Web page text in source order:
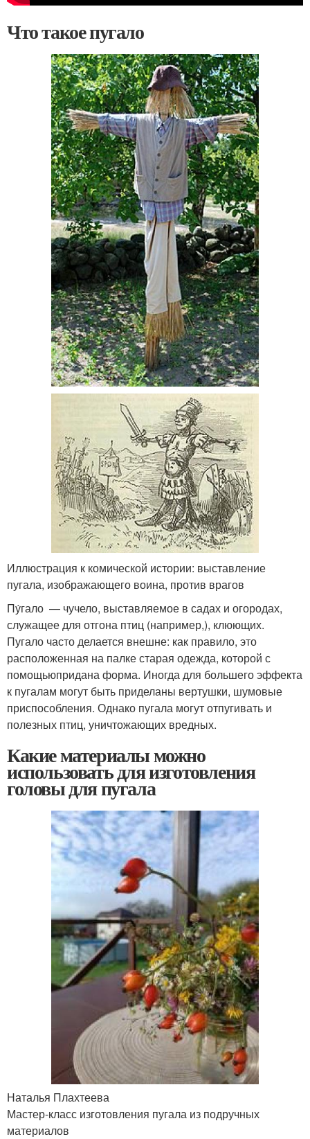
Что такое пугало
Иллюстрация к комической истории: выставление
пугала, изображающего воина, против врагов
Пу́гало — чучело, выставляемое в садах и огородах,
служащее для отгона птиц (например,), клюющих.
Пугало часто делается внешне: как правило, это
расположенная на палке старая одежда, которой с
помощьюпридана форма. Иногда для большего эффекта
к пугалам могут быть приделаны вертушки, шумовые
приспособления. Однако пугала могут отпугивать и
полезных птиц, уничтожающих вредных.
Какие материалы можно
использовать для изготовления
головы для пугала
Наталья Плахтеева
Мастер-класс изготовления пугала из подручных
материалов